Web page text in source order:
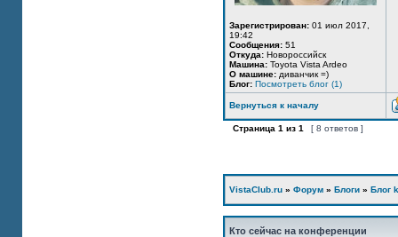
Зарегистрирован: 01 июл 2017,
19:42
Сообщения: 51
Откуда: Новороссийск
Машина: Toyota Vista Ardeo
О машине: диванчик =)
Блог: Посмотреть блог (1)
Вернуться к началу
Страница 1 из 1 [ 8 ответов ]
VistaClub.ru » Форум » Блоги » Блог
Кто сейчас на конференции